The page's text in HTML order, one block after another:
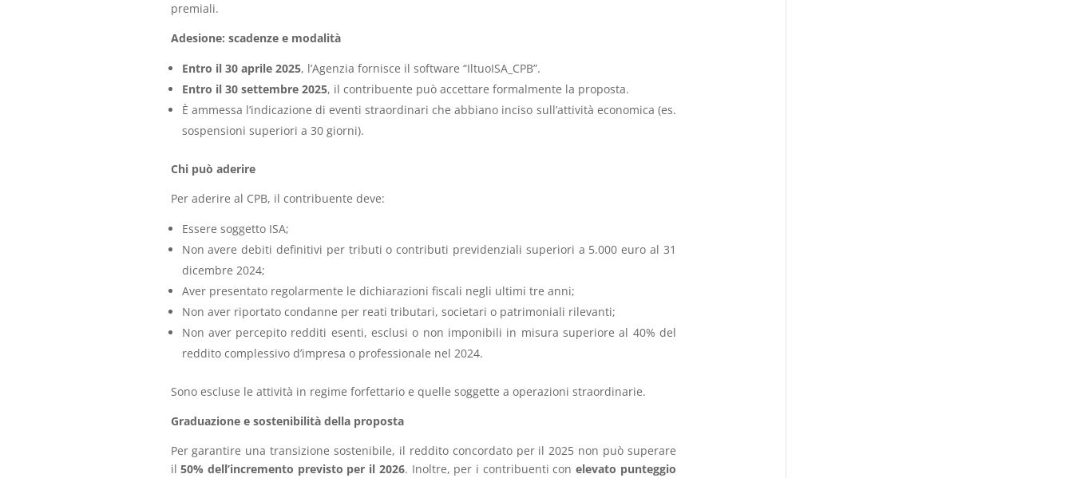
premiali.
Adesione: scadenze e modalità
Entro il 30 aprile 2025, l’Agenzia fornisce il software “IltuoISA_CPB”.
Entro il 30 settembre 2025, il contribuente può accettare formalmente la proposta.
È ammessa l’indicazione di eventi straordinari che abbiano inciso sull’attività economica (es.
sospensioni superiori a 30 giorni).
Chi può aderire
Per aderire al CPB, il contribuente deve:
Essere soggetto ISA;
Non avere debiti definitivi per tributi o contributi previdenziali superiori a 5.000 euro al 31
dicembre 2024;
Aver presentato regolarmente le dichiarazioni fiscali negli ultimi tre anni;
Non aver riportato condanne per reati tributari, societari o patrimoniali rilevanti;
Non aver percepito redditi esenti, esclusi o non imponibili in misura superiore al 40% del
reddito complessivo d’impresa o professionale nel 2024.
Sono escluse le attività in regime forfettario e quelle soggette a operazioni straordinarie.
Graduazione e sostenibilità della proposta
Per garantire una transizione sostenibile, il reddito concordato per il 2025 non può superare
il50% dell’incremento previsto per il 2026. Inoltre, per i contribuenti conelevato punteggio